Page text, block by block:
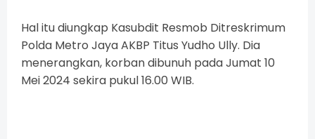
Hal itu diungkap Kasubdit Resmob Ditreskrimum
Polda Metro Jaya AKBP Titus Yudho Ully. Dia
menerangkan, korban dibunuh pada Jumat 10
Mei 2024 sekira pukul 16.00 WIB.